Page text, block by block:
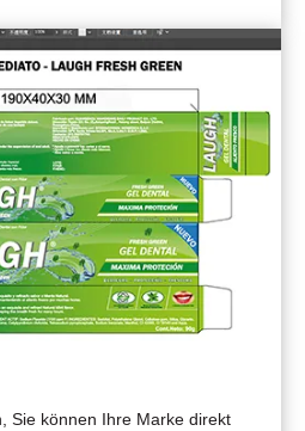
Sie können Ihre Marke direkt